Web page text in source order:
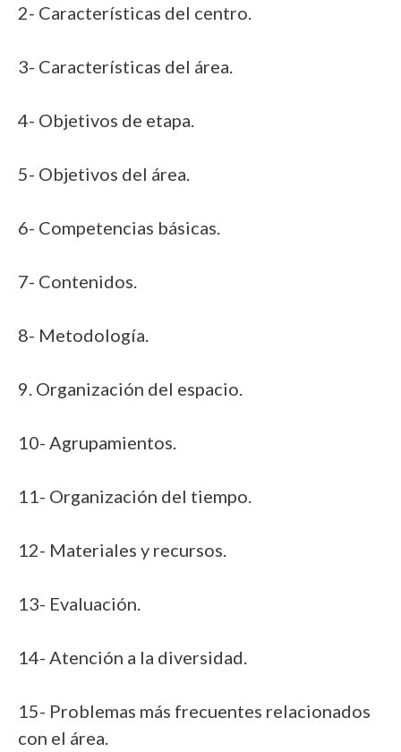
2- Características del centro.
3- Características del área.
4- Objetivos de etapa.
5- Objetivos del área.
6- Competencias básicas.
7- Contenidos.
8- Metodología.
9. Organización del espacio.
10- Agrupamientos.
11- Organización del tiempo.
12- Materiales y recursos.
13- Evaluación.
14- Atención a la diversidad.
15- Problemas más frecuentes relacionados
con el área.